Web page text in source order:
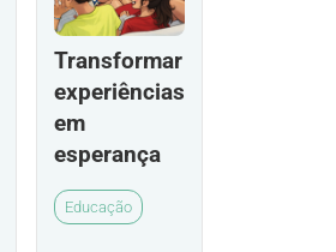
Transformar
experiências
em
esperança
Educação